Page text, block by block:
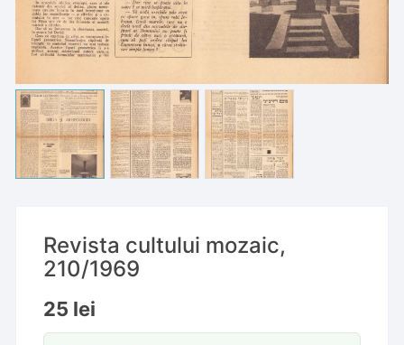
Revista cultului mozaic,
210/1969
25 lei